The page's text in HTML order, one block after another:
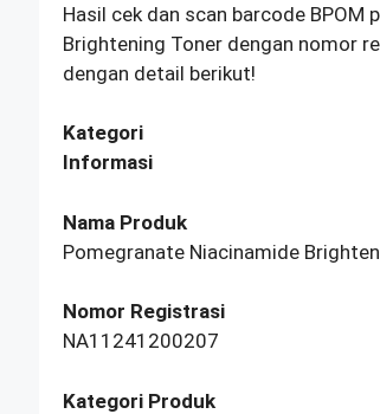
Hasil cek dan scan barcode
Brightening Toner dengan nomor
dengan detail berikut!
Kategori
Informasi
Nama Produk
Pomegranate Niacinamide
Nomor Registrasi
NA11241200207
Kategori Produk